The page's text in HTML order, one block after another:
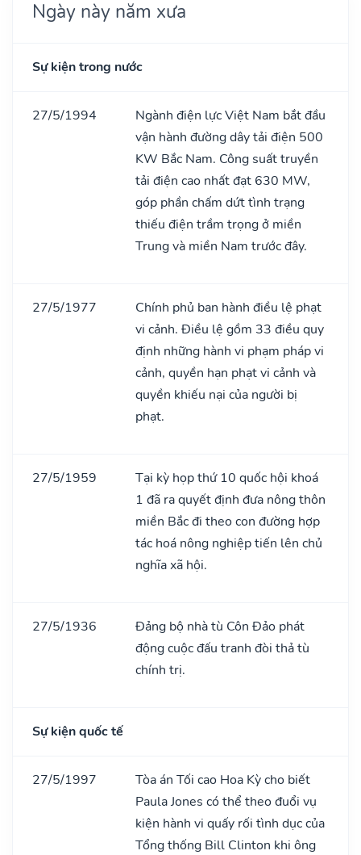
Ngày này năm xưa
Sự kiện trong nước
27/5/1994
Ngành điện lực Việt Nam bắt đầu
vận hành đường dây tải điện 500
KW Bắc Nam. Công suất truyền
tải điện cao nhất đạt 630 MW,
góp phần chấm dứt tình trạng
thiếu điện trầm trọng ở miền
Trung và miền Nam trước đây.
27/5/1977
Chính phủ ban hành điều lệ phạt
vi cảnh. Điều lệ gồm 33 điều quy
định những hành vi phạm pháp vi
cảnh, quyền hạn phạt vi cảnh và
quyền khiếu nại của người bị
phạt.
27/5/1959
Tại kỳ họp thứ 10 quốc hội khoá
1 đã ra quyết định đưa nông thôn
miền Bắc đi theo con đường hợp
tác hoá nông nghiệp tiến lên chủ
nghĩa xã hội.
27/5/1936
Đảng bộ nhà tù Côn Đảo phát
động cuộc đấu tranh đòi thả tù
chính trị.
Sự kiện quốc tế
27/5/1997
Tòa án Tối cao Hoa Kỳ cho biết
Paula Jones có thể theo đuổi vụ
kiện hành vi quấy rối tình dục của
Tổng thống Bill Clinton khi ông